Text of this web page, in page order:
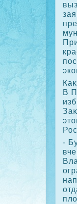
В
-